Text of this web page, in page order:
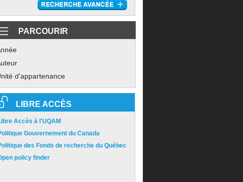
PARCOURIR
d'appartenance
LIBRE ACCÈS
Accès à l'UQAM
Gouvernement du Canada
des Fonds de recherche du Québec
policy finder